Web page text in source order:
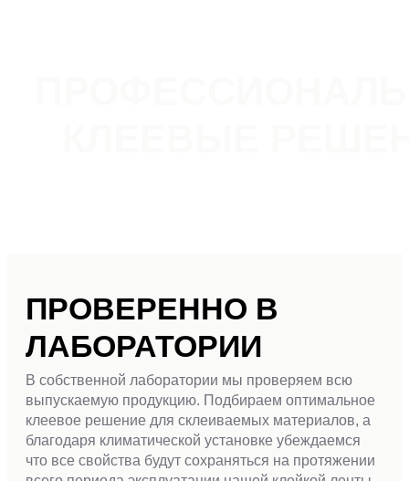
ПРОВЕРЕННО В
ЛАБОРАТОРИИ
В собственной лаборатории мы проверяем всю
выпускаемую продукцию. Подбираем оптимальное
клеевое решение для склеиваемых материалов, а
благодаря климатической установке убеждаемся
что все свойства будут сохраняться на протяжении